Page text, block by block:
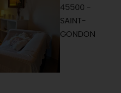
45500 -
SAINT-
GONDON